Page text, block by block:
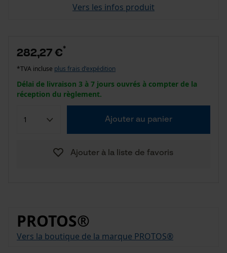
Vers les infos produit
282,27 €*
*TVA incluse plus frais d'expédition
Délai de livraison 3 à 7 jours ouvrés à compter de la
réception du règlement.
Ajouter au panier
Ajouter à la liste de favoris
PROTOS®
Vers la boutique de la marque PROTOS®